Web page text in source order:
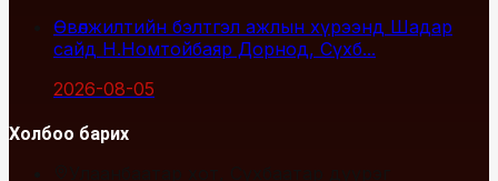
Өвөлжилтийн бэлтгэл ажлын хүрээнд Шадар
сайд Н.Номтойбаяр Дорнод, Сүхб...
2026-08-05
Холбоо барих